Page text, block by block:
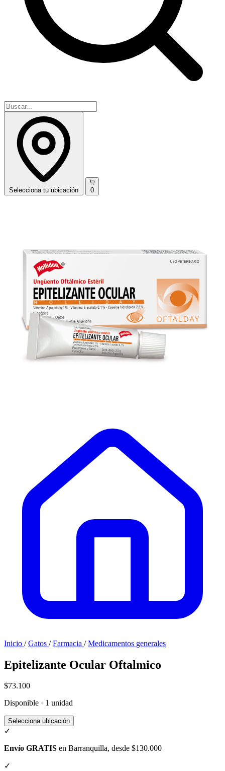
Selecciona tu ubicación 0
Inicio / Gatos / Farmacia / Medicamentos generales
Epitelizante Ocular Oftalmico
$73.100
Disponible · 1 unidad
Selecciona ubicación
✓
Envío GRATIS en Barranquilla, desde $130.000
✓